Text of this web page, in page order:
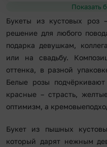
Букеты из кустовых роз
решение для любого
подарка девушкам,
или на свадьбу.
оттенка, в разной
Белые розы
красные – страсть,
оптимизм, а
Букет из пышных
который дарят нежным